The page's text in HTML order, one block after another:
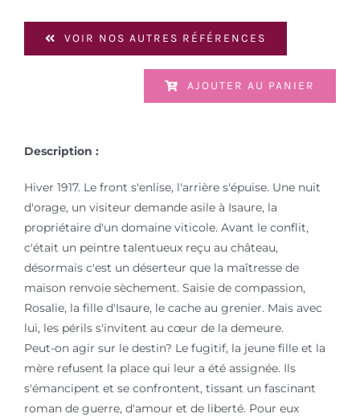
VOIR NOS AUTRES RÉFÉRENCES
AJOUTER AU PANIER
Description :
Hiver 1917. Le front s'enlise, l'arrière s'épuise. Une nuit
d'orage, un visiteur demande asile à Isaure, la
propriétaire d'un domaine viticole. Avant le conflit,
c'était un peintre talentueux reçu au château,
désormais c'est un déserteur que la maîtresse de
maison renvoie sèchement. Saisie de compassion,
Rosalie, la fille d'Isaure, le cache au grenier. Mais avec
lui, les périls s'invitent au cœur de la demeure.
Peut-on agir sur le destin? Le fugitif, la jeune fille et la
mère refusent la place qui leur a été assignée. Ils
s'émancipent et se confrontent, tissant un fascinant
roman de guerre, d'amour et de liberté. Pour eux